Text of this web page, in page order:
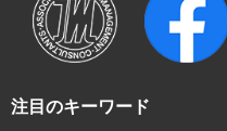
注目のキーワード